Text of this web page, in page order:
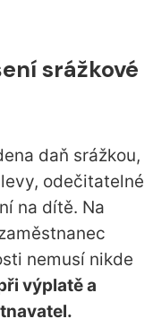
srážkové
daň srážkou,
odečitatelné
na dítě. Na
nemusí nikde
výplatě a